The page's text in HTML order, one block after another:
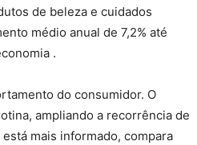
de beleza e cuidados
médio anual de 7,2% até
.
do consumidor. O
ampliando a recorrência de
mais informado, compara